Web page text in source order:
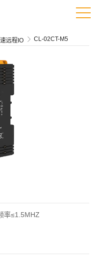
远程IO  CL-02CT-M5
率≤1.5MHZ